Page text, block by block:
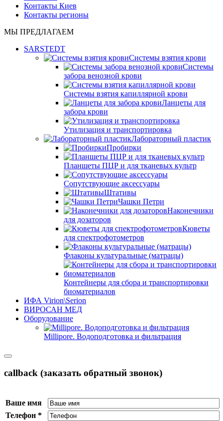
Контакты Киев
Контакты регионы
МЫ ПРЕДЛАГАЕМ
SARSTEDT
Системы взятия крови
Системы
забора венозной крови
Системы взятия капиллярной крови
Ланцеты для
забора крови
Утилизация и транспортировка
Лабораторный пластик
Пробирки
Планшеты ПЦР и для тканевых культр
Сопутствующие аксессуары
Штативы
Чашки Петри
Наконечники
для дозаторов
Кюветы
для спектрофотометров
Флаконы культуральные (матрацы)
Контейнеры для сбора и транспортировки
биоматериалов
ИФА Virion\Serion
ВИРОСАН МЕД
Оборудование
Millipore. Водоподготовка и фильтрация
callback (заказать обратный звонок)
Ваше имя
Телефон *